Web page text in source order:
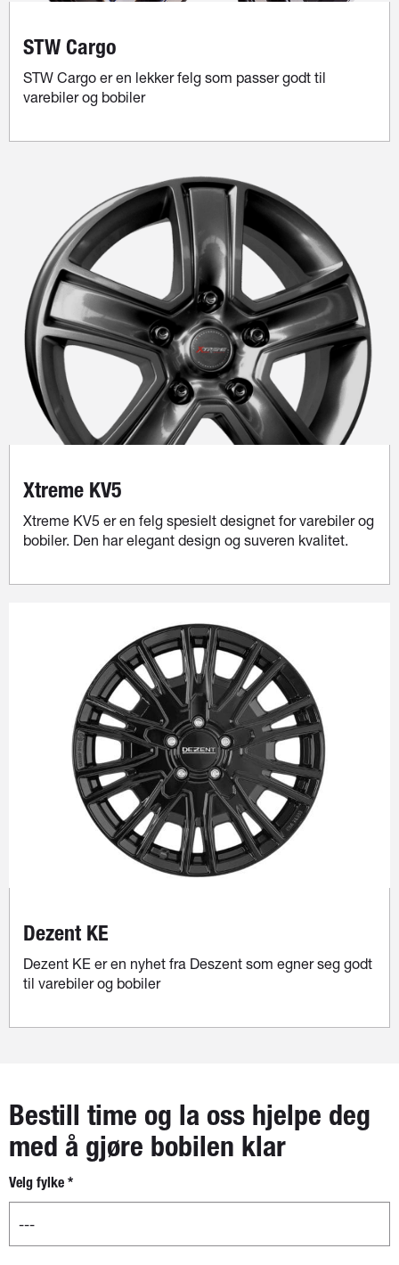
STW Cargo
STW Cargo er en lekker felg som passer godt til
varebiler og bobiler
Xtreme KV5
Xtreme KV5 er en felg spesielt designet for varebiler og
bobiler. Den har elegant design og suveren kvalitet.
Dezent KE
Dezent KE er en nyhet fra Deszent som egner seg godt
til varebiler og bobiler
Bestill time og la oss hjelpe deg
med å gjøre bobilen klar
Nytt
skjema -
separat
boks for
Velg fylke *